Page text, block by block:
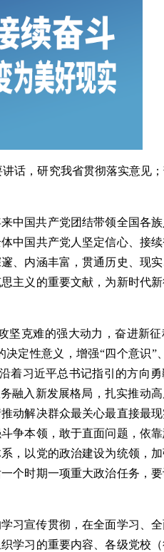
话，研究我省贯彻落实意见
中国共产党团结带领全国各
中国共产党人坚定信心、接
、内涵丰富，贯通历史、现
主义的重要文献，为新时代
克难的强大动力，奋进新征
定性意义，增强“四个意识”
着习近平总书记指引的方向
融入新发展格局，扎实推动
动解决群众最关心最直接最
争本领，敢于直面问题，依
，以党的政治建设为统领，
个时期一项重大政治任务，
习宣传贯彻，在全面学习、
学习的重要内容、各级党校